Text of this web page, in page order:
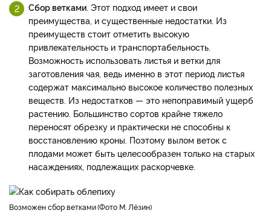
Сбор ветками. Этот подход имеет и свои
преимущества, и существенные недостатки. Из
преимуществ стоит отметить высокую
привлекательность и транспортабельность.
Возможность использовать листья и ветки для
заготовления чая, ведь именно в этот период листья
содержат максимально высокое количество полезных
веществ. Из недостатков — это непоправимый ущерб
растению. Большинство сортов крайне тяжело
переносят обрезку и практически не способны к
восстановлению кроны. Поэтому вылом веток с
плодами может быть целесообразен только на старых
насаждениях, подлежащих раскорчевке.
возможен сбор ветками Фото М. Лёзин